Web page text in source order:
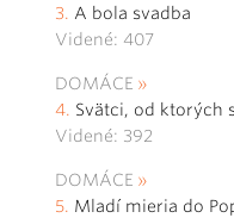
A bola svadba
Videné: 407
DOMÁCE
Svätci, od ktorých
Videné: 392
DOMÁCE
Mladí mieria do